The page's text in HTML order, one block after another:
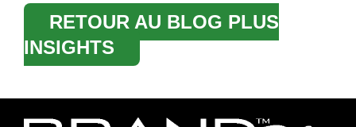
RETOUR AU BLOG PLUS
INSIGHTS